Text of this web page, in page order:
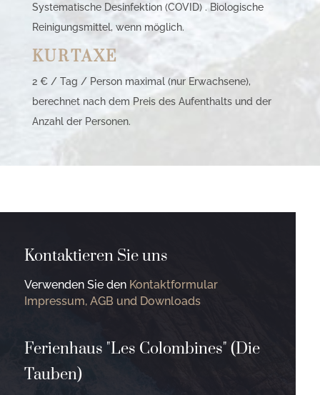
Systematische Desinfektion (COVID) . Biologische
Reinigungsmittel, wenn möglich.
KURTAXE
2 € / Tag / Person maximal (nur Erwachsene),
berechnet nach dem Preis des Aufenthalts und der
Anzahl der Personen.
Kontaktieren Sie uns
Verwenden Sie den Kontaktformular
Impressum, AGB und Downloads
Ferienhaus "Les Colombines" (Die
Tauben)